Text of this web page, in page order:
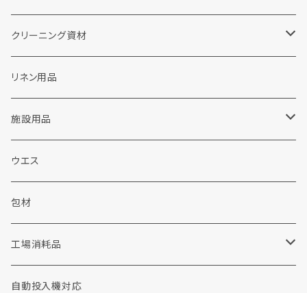
クリーニング資材
ランドリー洗剤関連
粉末洗剤
液体洗剤
ドライクリーニング関連
カートリッジフィルター
ソープ
販促品
包装資材
工場用品
コインランドリー
リネン用品
施設用品
施設用洗剤・シャンプー
シャボン玉せっけん
消耗品
手袋
ウエス
包材
工場消耗品
手洗い洗剤
自動投入機対応